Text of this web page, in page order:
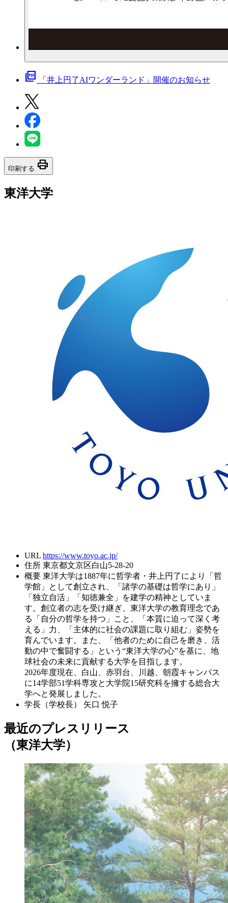
picture_as_pdf 「井上円了AIワンダーランド」開催のお知らせ
印刷する print
東洋大学
URL https://www.toyo.ac.jp/
住所 東京都文京区白山5-28-20
概要 東洋大学は1887年に哲学者・井上円了により「哲
学館」として創立され、「諸学の基礎は哲学にあり」
「独立自活」「知徳兼全」を建学の精神としていま
す。創立者の志を受け継ぎ、東洋大学の教育理念であ
る「自分の哲学を持つ」こと、「本質に迫って深く考
える」力、「主体的に社会の課題に取り組む」姿勢を
育んでいます。また、「他者のために自己を磨き、活
動の中で奮闘する」という“東洋大学の心”を基に、地
球社会の未来に貢献する大学を目指します。
2026年度現在、白山、赤羽台、川越、朝霞キャンパス
に14学部51学科専攻と大学院15研究科を擁する総合大
学へと発展しました。
学長（学校長）
矢口 悦子
最近のプレスリリース
（東洋大学）